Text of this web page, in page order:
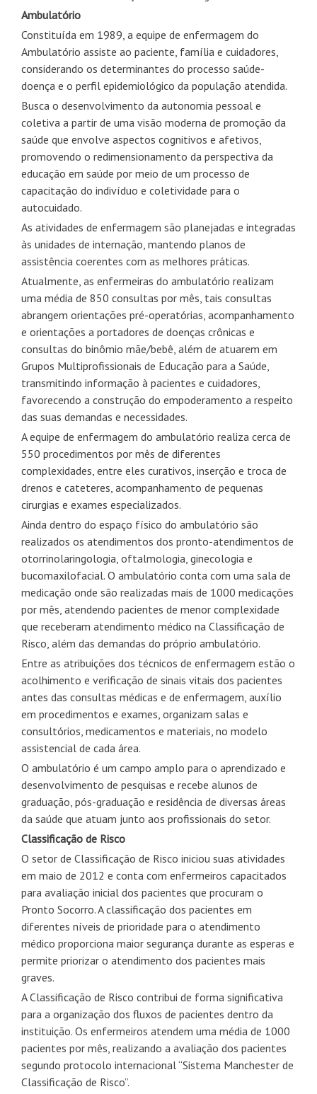
Ambulatório
Constituída em 1989, a equipe de enfermagem do
Ambulatório assiste ao paciente, família e cuidadores,
considerando os determinantes do processo saúde-
doença e o perfil epidemiológico da população atendida.
Busca o desenvolvimento da autonomia pessoal e
coletiva a partir de uma visão moderna de promoção da
saúde que envolve aspectos cognitivos e afetivos,
promovendo o redimensionamento da perspectiva da
educação em saúde por meio de um processo de
capacitação do indivíduo e coletividade para o
autocuidado.
As atividades de enfermagem são planejadas e integradas
às unidades de internação, mantendo planos de
assistência coerentes com as melhores práticas.
Atualmente, as enfermeiras do ambulatório realizam
uma média de 850 consultas por mês, tais consultas
abrangem orientações pré-operatórias, acompanhamento
e orientações a portadores de doenças crônicas e
consultas do binômio mãe/bebê, além de atuarem em
Grupos Multiprofissionais de Educação para a Saúde,
transmitindo informação à pacientes e cuidadores,
favorecendo a construção do empoderamento a respeito
das suas demandas e necessidades.
A equipe de enfermagem do ambulatório realiza cerca de
550 procedimentos por mês de diferentes
complexidades, entre eles curativos, inserção e troca de
drenos e cateteres, acompanhamento de pequenas
cirurgias e exames especializados.
Ainda dentro do espaço físico do ambulatório são
realizados os atendimentos dos pronto-atendimentos de
otorrinolaringologia, oftalmologia, ginecologia e
bucomaxilofacial. O ambulatório conta com uma sala de
medicação onde são realizadas mais de 1000 medicações
por mês, atendendo pacientes de menor complexidade
que receberam atendimento médico na Classificação de
Risco, além das demandas do próprio ambulatório.
Entre as atribuições dos técnicos de enfermagem estão o
acolhimento e verificação de sinais vitais dos pacientes
antes das consultas médicas e de enfermagem, auxílio
em procedimentos e exames, organizam salas e
consultórios, medicamentos e materiais, no modelo
assistencial de cada área.
O ambulatório é um campo amplo para o aprendizado e
desenvolvimento de pesquisas e recebe alunos de
graduação, pós-graduação e residência de diversas áreas
da saúde que atuam junto aos profissionais do setor.
Classificação de Risco
O setor de Classificação de Risco iniciou suas atividades
em maio de 2012 e conta com enfermeiros capacitados
para avaliação inicial dos pacientes que procuram o
Pronto Socorro. A classificação dos pacientes em
diferentes níveis de prioridade para o atendimento
médico proporciona maior segurança durante as esperas e
permite priorizar o atendimento dos pacientes mais
graves.
A Classificação de Risco contribui de forma significativa
para a organização dos fluxos de pacientes dentro da
instituição. Os enfermeiros atendem uma média de 1000
pacientes por mês, realizando a avaliação dos pacientes
segundo protocolo internacional “Sistema Manchester de
Classificação de Risco”.